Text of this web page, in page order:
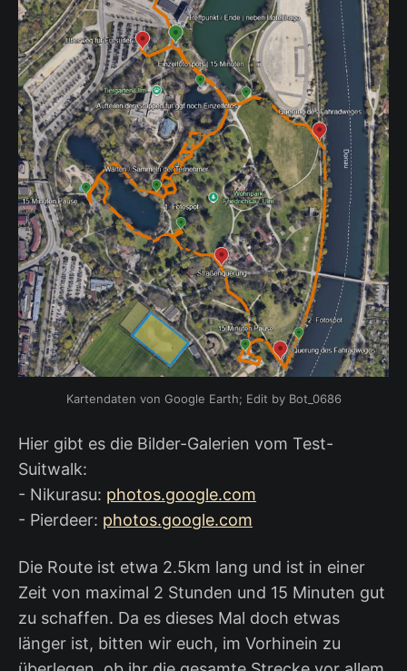
Kartendaten von Google Earth; Edit by Bot_0686
Hier gibt es die Bilder-Galerien vom Test-
Suitwalk:
- Nikurasu: photos.google.com
- Pierdeer: photos.google.com
Die Route ist etwa 2.5km lang und ist in einer
Zeit von maximal 2 Stunden und 15 Minuten gut
zu schaffen. Da es dieses Mal doch etwas
länger ist, bitten wir euch, im Vorhinein zu